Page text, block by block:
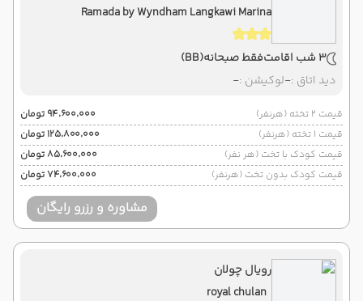
Ramada by Wyndham Langkawi Marina
3 شب اقامت فقط صبحانه(BB)
دید اتاق :-لوکیشن :-
قیمت 2 تخته (هرنفر)
۹۴٬۶۰۰٬۰۰۰ تومان
قیمت 1 تخته (هرنفر)
۱۲۵٬۸۰۰٬۰۰۰ تومان
قیمت کودک با تخت (هر نفر)
۸۵٬۶۰۰٬۰۰۰ تومان
قیمت کودک بدون تخت (هرنفر)
۷۴٬۶۰۰٬۰۰۰ تومان
مشاوره و رزرو رایگان
رویال چولان
royal chulan